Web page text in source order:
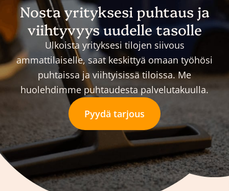
Nosta yrityksesi puhtaus ja
viihtyvyys uudelle tasolle
Ulkoista yrityksesi tilojen siivous
ammattilaiselle, saat keskittyä omaan työhösi
puhtaissa ja viihtyisissä tiloissa. Me
huolehdimme puhtaudesta palvelutakuulla.
Pyydä tarjous